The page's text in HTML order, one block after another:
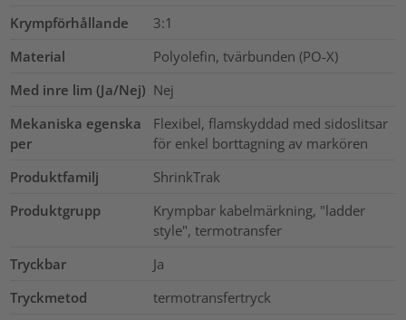
Krympförhållande
3:1
Material
Polyolefin, tvärbunden (PO-X)
Med inre lim (Ja/Nej) Nej
Mekaniska egenska
per
Flexibel, flamskyddad med sidoslitsar
för enkel borttagning av markören
Produktfamilj
ShrinkTrak
Produktgrupp
Krympbar kabelmärkning, "ladder
style", termotransfer
Tryckbar
Ja
Tryckmetod
termotransfertryck